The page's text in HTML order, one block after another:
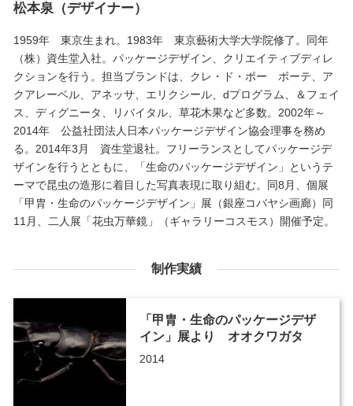
松本泉（デザイナー）
1959年 東京生まれ。1983年 東京藝術大学大学院修了。同年
（株）資生堂入社。パッケージデザイン、クリエイティブディレ
クションを行う。担当ブランドは、クレ・ド・ポー ボーテ、ア
クアレーベル、アネッサ、エリクシール、dプログラム、＆フェイ
ス、ディグニータ、リバイタル、草花木果など多数。2002年～
2014年 公益社団法人日本パッケージデザイン協会理事を務め
る。2014年3月 資生堂退社。フリーランスとしてパッケージデ
ザインを行うとともに、「生命のパッケージデザイン」というテ
ーマで昆虫の造形に着目した写真表現に取り組む。同8月、個展
「甲胄・生命のパッケージデザイン」展（銀座コバヤシ画廊）同
11月、二人展「花虫万華鏡」（ギャラリーコスモス）開催予定。
制作実績
「甲胄・生命のパッケージデザ
イン」展より オオクワガタ
2014